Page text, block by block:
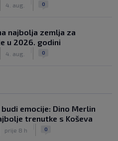
4. aug. 0
najbolja zemlja za
u 2026. godini
4. aug. 0
emocije: Dino Merlin
trenutke s Koševa
prije 8 h 0